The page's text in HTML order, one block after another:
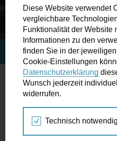
Wiener Fußwegekarte
Newsletter abonnieren
Wunschbox
der Ampel ...
STARTSEITE AKTUELLES
Reumannplatz Neu
15.09.2017
Diese Website verwendet
vergleichbare
Funktionalität der Website
Informationen zu den
finden Sie in der
Cookie-Einstellungen
Datenschutzerklärung
Wunsch jederzeit
widerrufen.
Technisch notwendig